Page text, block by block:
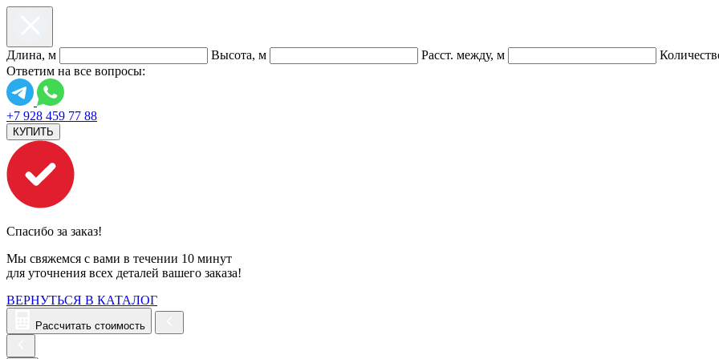
Длина, м Высота, м Расст. между, м
Ответим на все вопросы:
+7 928 459 77 88
КУПИТЬ
Спасибо за заказ!
Мы свяжемся с вами в течении 10 минут
для уточнения всех деталей вашего заказа!
ВЕРНУТЬСЯ В КАТАЛОГ
Рассчитать стоимость